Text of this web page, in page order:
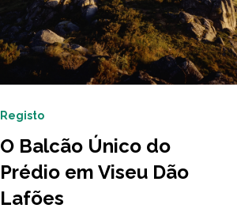
Registo
O Balcão Único do
Prédio em Viseu Dão
Lafões